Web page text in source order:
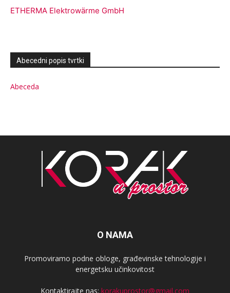
ETHERMA Elektrowärme GmbH
Abecedni popis tvrtki
Abeceda
O NAMA
Promoviramo podne obloge, građevinske tehnologije i
energetsku učinkovitost
Kontaktirajte nas: korakuprostor@gmail.com